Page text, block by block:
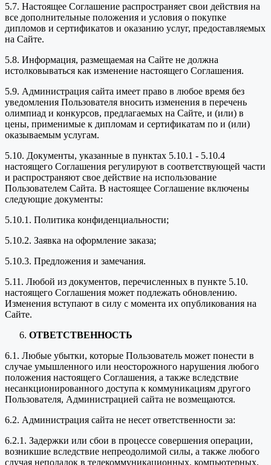
5.7. Настоящее Соглашение распространяет свои действия на
все дополнительные положения и условия о покупке
дипломов и сертификатов и оказанию услуг, предоставляемых
на Сайте.
5.8. Информация, размещаемая на Сайте не должна
истолковываться как изменение настоящего Соглашения.
5.9. Администрация сайта имеет право в любое время без
уведомления Пользователя вносить изменения в перечень
олимпиад и конкурсов, предлагаемых на Сайте, и (или) в
цены, применимые к дипломам и сертификатам по и (или)
оказываемым услугам.
5.10. Документы, указанные в пунктах 5.10.1 - 5.10.4
настоящего Соглашения регулируют в соответствующей части
и распространяют свое действие на использование
Пользователем Сайта. В настоящее Соглашение включены
следующие документы:
5.10.1. Политика конфиденциальности;
5.10.2. Заявка на оформление заказа;
5.10.3. Предложения и замечания.
5.11. Любой из документов, перечисленных в пункте 5.10.
настоящего Соглашения может подлежать обновлению.
Изменения вступают в силу с момента их опубликования на
Сайте.
ОТВЕТСТВЕННОСТЬ
6.1. Любые убытки, которые Пользователь может понести в
случае умышленного или неосторожного нарушения любого
положения настоящего Соглашения, а также вследствие
несанкционированного доступа к коммуникациям другого
Пользователя, Администрацией сайта не возмещаются.
6.2. Администрация сайта не несет ответственности за:
6.2.1. Задержки или сбои в процессе совершения операции,
возникшие вследствие непреодолимой силы, а также любого
случая неполадок в телекоммуникационных, компьютерных,